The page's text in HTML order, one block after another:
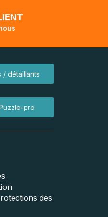
/ détaillants
pro
des